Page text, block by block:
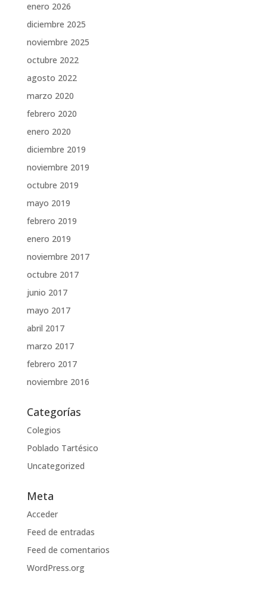
enero 2026
diciembre 2025
noviembre 2025
octubre 2022
agosto 2022
marzo 2020
febrero 2020
enero 2020
diciembre 2019
noviembre 2019
octubre 2019
mayo 2019
febrero 2019
enero 2019
noviembre 2017
octubre 2017
junio 2017
mayo 2017
abril 2017
marzo 2017
febrero 2017
noviembre 2016
Categorías
Colegios
Poblado Tartésico
Uncategorized
Meta
Acceder
Feed de entradas
Feed de comentarios
WordPress.org